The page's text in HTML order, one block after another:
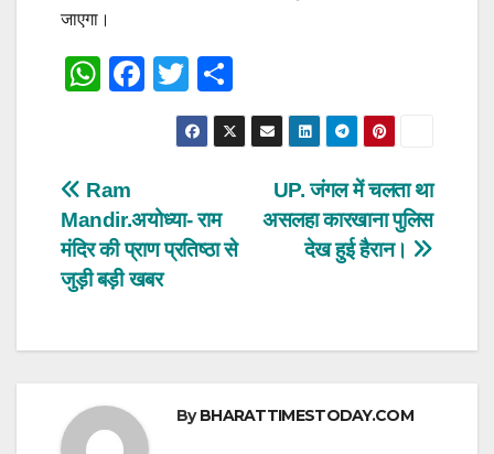
जाएगा।
W
s
A
p
p
F
b
o
o
T
wi
tt
h
ar
Post
navigation
UP. जंगल में चलता था
असलहा कारखाना पुलिस
देख हुई हैरान।
Ram
Mandir.अयोध्या- राम
मंदिर की प्राण प्रतिष्ठा से
जुड़ी बड़ी खबर
ByBHARATTIMESTODAY.COM